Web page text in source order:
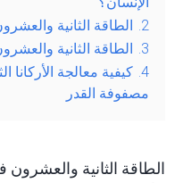
2.
الطاقة الثانية
3.
الطاقة الثانية
4. كيفية معالجة الأركانا
مصفوفة القدر
الطاقة الثانية